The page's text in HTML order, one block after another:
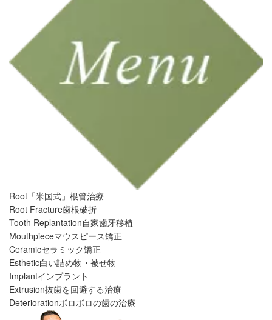
Root「米国式」根管治療
Root Fracture歯根破折
Tooth Replantation 自家歯牙移植
Mouthpieceマウスピース矯正
Ceramicセラミック矯正
Esthetic白い詰め物・被せ物
Implantインプラント
Extrusion抜歯を回避する治療
Deteriorationボロボロの歯の治療